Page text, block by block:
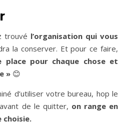
trouvé l’organisation qui vous
la conserver. Et pour ce faire,
place pour chaque chose et
» 😊
d’utiliser votre bureau, hop le
de le quitter, on range en
choisie.